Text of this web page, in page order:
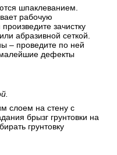
шпаклеванием.
рабочую
зачистку
абразивной сеткой.
– проведите по ней
дефекты
слоем на стену с
брызг грунтовки на
грунтовку